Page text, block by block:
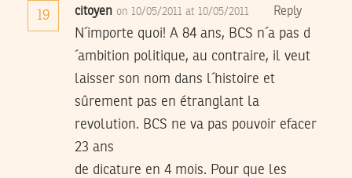
19 citoyen on 10/05/2011 at 10/05/2011 Reply
N´importe quoi! A 84 ans, BCS n´a pas d
´ambition politique, au contraire, il veut
laisser son nom dans l´histoire et
sûrement pas en étranglant la
revolution. BCS ne va pas pouvoir efacer
23 ans
de dicature en 4 mois. Pour que les